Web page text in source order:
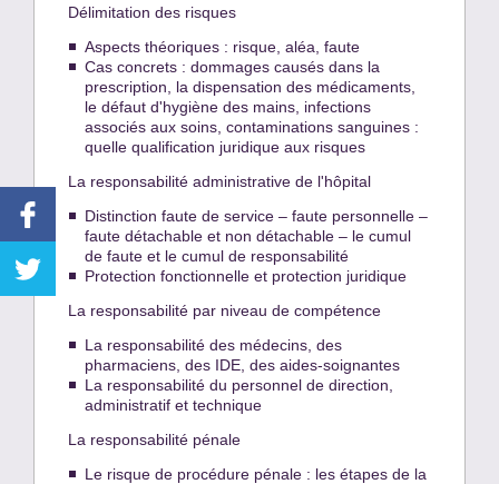
Délimitation des risques
Aspects théoriques : risque, aléa, faute
Cas concrets : dommages causés dans la
prescription, la dispensation des médicaments,
le défaut d'hygiène des mains, infections
associés aux soins, contaminations sanguines :
quelle qualification juridique aux risques
La responsabilité administrative de l'hôpital
Distinction faute de service – faute personnelle –
faute détachable et non détachable – le cumul
de faute et le cumul de responsabilité
Protection fonctionnelle et protection juridique
La responsabilité par niveau de compétence
La responsabilité des médecins, des
pharmaciens, des IDE, des aides-soignantes
La responsabilité du personnel de direction,
administratif et technique
La responsabilité pénale
Le risque de procédure pénale : les étapes de la